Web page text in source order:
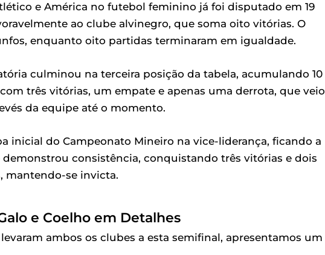
e América no futebol feminino já foi disputado em 19
ao clube alvinegro, que soma oito vitórias. O
enquanto oito partidas terminaram em igualdade.
culminou na terceira posição da tabela, acumulando 10
três vitórias, um empate e apenas uma derrota, que veio
da equipe até o momento.
inicial do Campeonato Mineiro na vice-liderança, ficando a
consistência, conquistando três vitórias e dois
mantendo-se invicta.
e Coelho em Detalhes
ambos os clubes a esta semifinal, apresentamos um